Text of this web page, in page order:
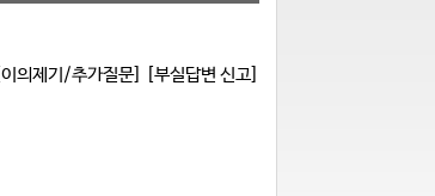
[이의제기/추가질문] [부실답변 신고]